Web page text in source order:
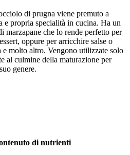
di prugna viene premuto a
e propria specialità in cucina. Ha un
marzapane che lo rende perfetto per
oppure per arricchire salse o
molto altro. Vengono utilizzate solo
al culmine della maturazione per
genere.
di nutrienti